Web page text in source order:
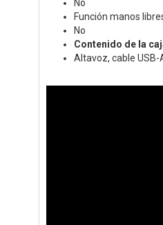
No
Función manos
No
Contenido de la
Altavoz, cable